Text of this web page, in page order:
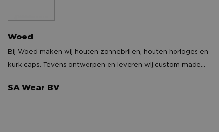
Woed
Bij Woed maken wij houten zonnebrillen, houten horloges en
kurk caps. Tevens ontwerpen en leveren wij custom made
uw huisstijl. Dit hebben onder andere ook gedaan voor NAC
SA Wear BV